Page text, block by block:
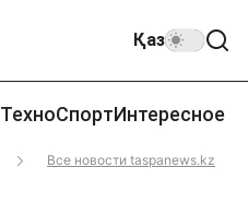
Қаз
ТехноСпортИнтересное
Все новости taspanews.kz